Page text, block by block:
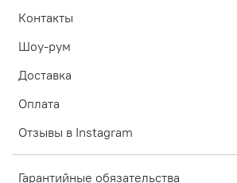
Контакты
Шоу-рум
Доставка
Оплата
Отзывы в Instagram
Гарантийные обязательства